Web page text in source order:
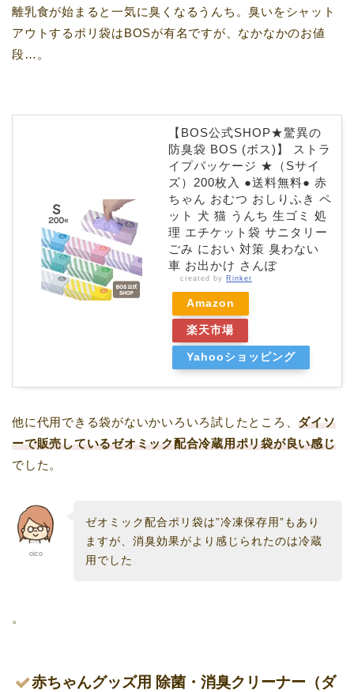
離乳食が始まると一気に臭くなるうんち。臭いをシャット
アウトするポリ袋はBOSが有名ですが、なかなかのお値
段…。
【BOS公式SHOP★驚異の
防臭袋 BOS (ボス)】 ストラ
イプパッケージ ★（Sサイ
ズ）200枚入 ●送料無料● 赤
ちゃん おむつ おしりふき ペ
ット 犬 猫 うんち 生ゴミ 処
理 エチケット袋 サニタリー
ごみ におい 対策 臭わない
車 お出かけ さんぽ
created by Rinker
Amazon
楽天市場
Yahooショッピング
他に代用できる袋がないかいろいろ試したところ、ダイソ
ーで販売しているゼオミック配合冷蔵用ポリ袋が良い感じ
でした。
oico
ゼオミック配合ポリ袋は”冷凍保存用”もあり
ますが、消臭効果がより感じられたのは冷蔵
用でした
。
赤ちゃんグッズ用 除菌・消臭クリーナー（ダ